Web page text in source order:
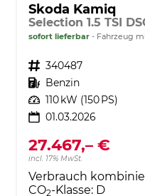
Skoda Kamiq
sofort lieferbar Fahrzeug
Fahrzeugnr. 340487
Kraftstoff Benzin
Leistung 110 kW (150 PS)
01.03.2026
27.467,– €
incl. 17% MwSt.
Verbrauch
CO2-Klasse: D